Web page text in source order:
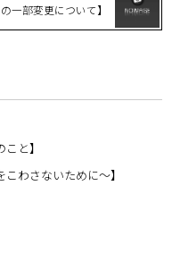
一部変更について】
と】
わさないために〜】